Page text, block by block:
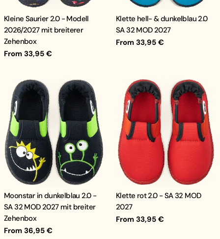
Kleine Saurier 2.0 - Modell
2026/2027 mit breiterer
Zehenbox
Regular
From 33,95 €
Klette hell- & dunkelblau 2.0
SA 32 MOD 2027
Regular
From 33,95 €
Moonstar in dunkelblau 2.0 -
SA 32 MOD 2027 mit breiter
Zehenbox
Regular
From 36,95 €
Klette rot 2.0 - SA 32 MOD
2027
Regular
From 33,95 €